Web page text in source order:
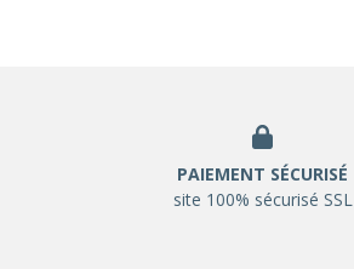
PAIEMENT SÉCURISÉ
site 100% sécurisé SSL